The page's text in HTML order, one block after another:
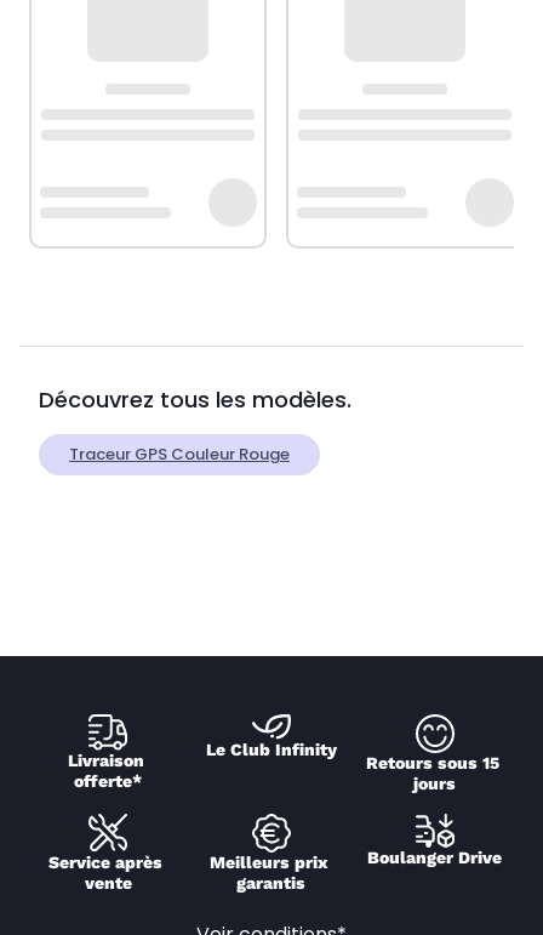
Découvrez tous les modèles.
Traceur GPS Couleur Rouge
Livraison
offerte*
Le Club Infinity
Retours sous 15
jours
Service après
vente
Meilleurs prix
garantis
Boulanger Drive